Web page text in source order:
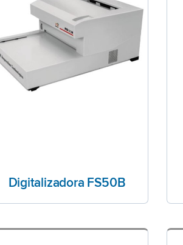
Digitalizadora FS50B